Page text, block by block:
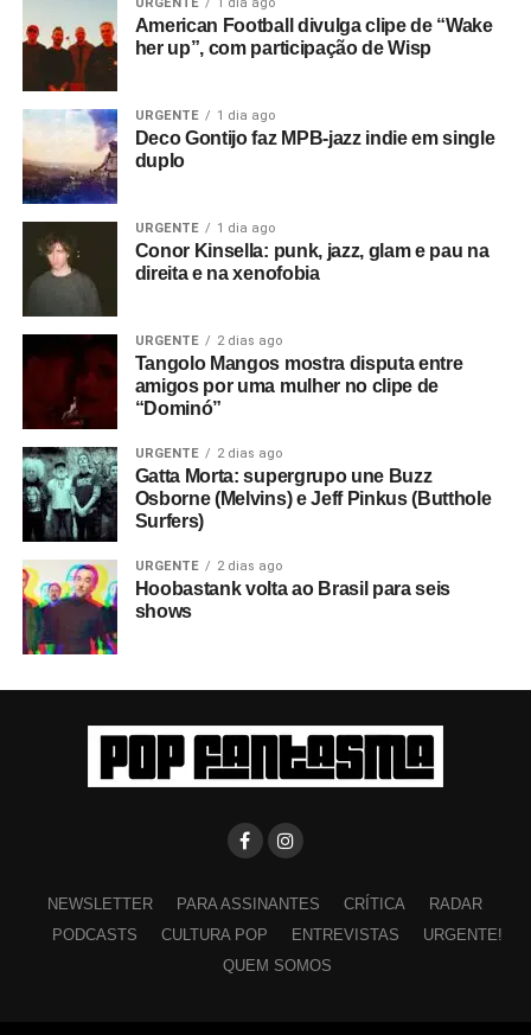
American Football divulga clipe de “Wake
her up”, com participação de Wisp
URGENTE 1 dia ago
Deco Gontijo faz MPB-jazz indie em single
duplo
URGENTE 1 dia ago
Conor Kinsella: punk, jazz, glam e pau na
direita e na xenofobia
URGENTE 2 dias ago
Tangolo Mangos mostra disputa entre
amigos por uma mulher no clipe de
“Dominó”
URGENTE 2 dias ago
Gatta Morta: supergrupo une Buzz
Osborne (Melvins) e Jeff Pinkus (Butthole
Surfers)
URGENTE 2 dias ago
Hoobastank volta ao Brasil para seis
shows
NEWSLETTER PARA ASSINANTES CRÍTICA
RADAR
PODCASTS
CULTURA POP ENTREVISTAS
URGENTE!
QUEM SOMOS